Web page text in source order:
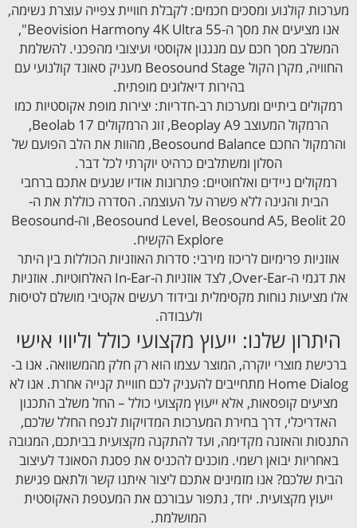
מערכות קולנוע ומסכים חכמים: לקבלת חוויית צפייה עוצרת נשימה,
אנו מציעים את מסך ה-Beovision Harmony 4K Ultra 55",
המשלב מסך חכם עם מנגנון אקוסטי ועיצובי מהפכני. להשלמת
החוויה, מקרן הקול Beosound Stage מעניק סאונד קולנועי עם
בהירות דיאלוגים מופתית.
רמקולים ביתיים ומערכות רב-חדריות: יצירות מופת אקוסטיות כמו
הרמקול המעוצב Beoplay A9, זוג הרמקולים Beolab 17,
והרמקול החכם Beosound Balance, מהוות את הלב הפועם של
הסלון ומשתלבים כרהיט יוקרתי לכל דבר.
רמקולים ניידים ואלחוטיים: פתרונות אודיו שנעים אתכם ברחבי
הבית והגינה ללא פשרה על העוצמה. הסדרה כוללת את ה-
Beosound Level, Beosound A5, Beolit 20, וה-Beosound
Explore הקשיח.
אוזניות פרימיום לריכוז מירבי: סדרות האוזניות הכוללות בין היתר
את דגמי ה-Over-Ear, לצד אוזניות ה-In-Ear האלחוטיות. אוזניות
אלו מציעות נוחות מקסימלית ובידוד רעשים אקטיבי מושלם לטיסות
ולעבודה.
היתרון שלנו: ייעוץ מקצועי כולל וליווי אישי
ברכישת מוצרי יוקרה, המוצר עצמו הוא רק חלק מהמשוואה. אנו ב-
Home Dialog מתחייבים להעניק לכם חוויית קנייה אחרת. אנו לא
מציעים קופסאות, אלא ייעוץ מקצועי כולל – החל משלב התכנון
האדריכלי, דרך בחירת המערכות המדויקות לנפח החלל שלכם,
התנסות והאזנה מקדימה, ועד להתקנה מקצועית בביתכם, המגובה
באחריות יבואן רשמי. מוכנים להכניס את פסגת הסאונד לעיצוב
הבית שלכם? אנו מזמינים אתכם ליצור איתנו קשר ולתאם פגישת
ייעוץ מקצועית. יחד, נתפור עבורכם את המעטפת האקוסטית
המושלמת.